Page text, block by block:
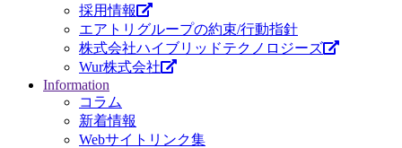
採用情報
エアトリグループの約束/行動指針
株式会社ハイブリッドテクノロジーズ
Wur株式会社
Information
コラム
新着情報
Webサイトリンク集